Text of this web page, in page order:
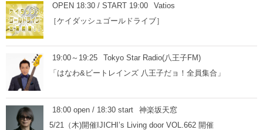
OPEN 18:30 / START 19:00
Vatios
［ケイダッシュゴールドライブ］
19:00～19:25
Tokyo Star Radio(八王子FM)
「はなわ&ビートレインズ 八王子だョ！全員集合」
18:00 open / 18:30 start
神楽坂天窓
5/21（木)開催IJICHI’s Living door VOL.662 開催